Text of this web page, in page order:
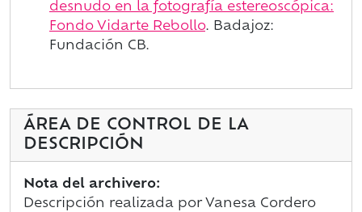
desnudo en la fotografía estereoscópica:
Fondo Vidarte Rebollo. Badajoz:
Fundación CB.
ÁREA DE CONTROL DE LA
DESCRIPCIÓN
Nota del archivero:
Descripción realizada por Vanesa Cordero